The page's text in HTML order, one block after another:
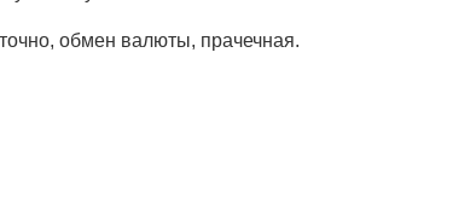
обмен валюты, прачечная.